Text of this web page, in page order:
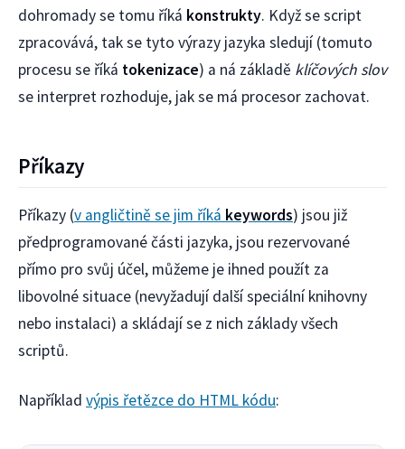
dohromady se tomu říká konstrukty. Když se script
zpracovává, tak se tyto výrazy jazyka sledují (tomuto
procesu se říká tokenizace) a ná základě klíčových slov
se interpret rozhoduje, jak se má procesor zachovat.
Příkazy
Příkazy (v angličtině se jim říká keywords) jsou již
předprogramované části jazyka, jsou rezervované
přímo pro svůj účel, můžeme je ihned použít za
libovolné situace (nevyžadují další speciální knihovny
nebo instalaci) a skládají se z nich základy všech
scriptů.
Například výpis řetězce do HTML kódu: